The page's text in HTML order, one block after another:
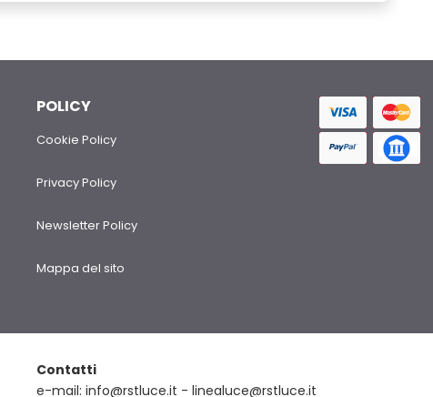
POLICY
Cookie Policy
Privacy Policy
Newsletter Policy
Mappa del sito
Contatti
e-mail: info@rstluce.it - linealuce@rstluce.it